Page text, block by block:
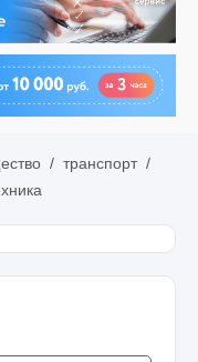
/ транспорт /